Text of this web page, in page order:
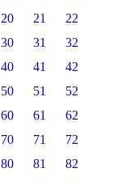
20 21
22
30 31
32
40 41
42
50 51
52
60 61
62
70 71
72
80 81
82